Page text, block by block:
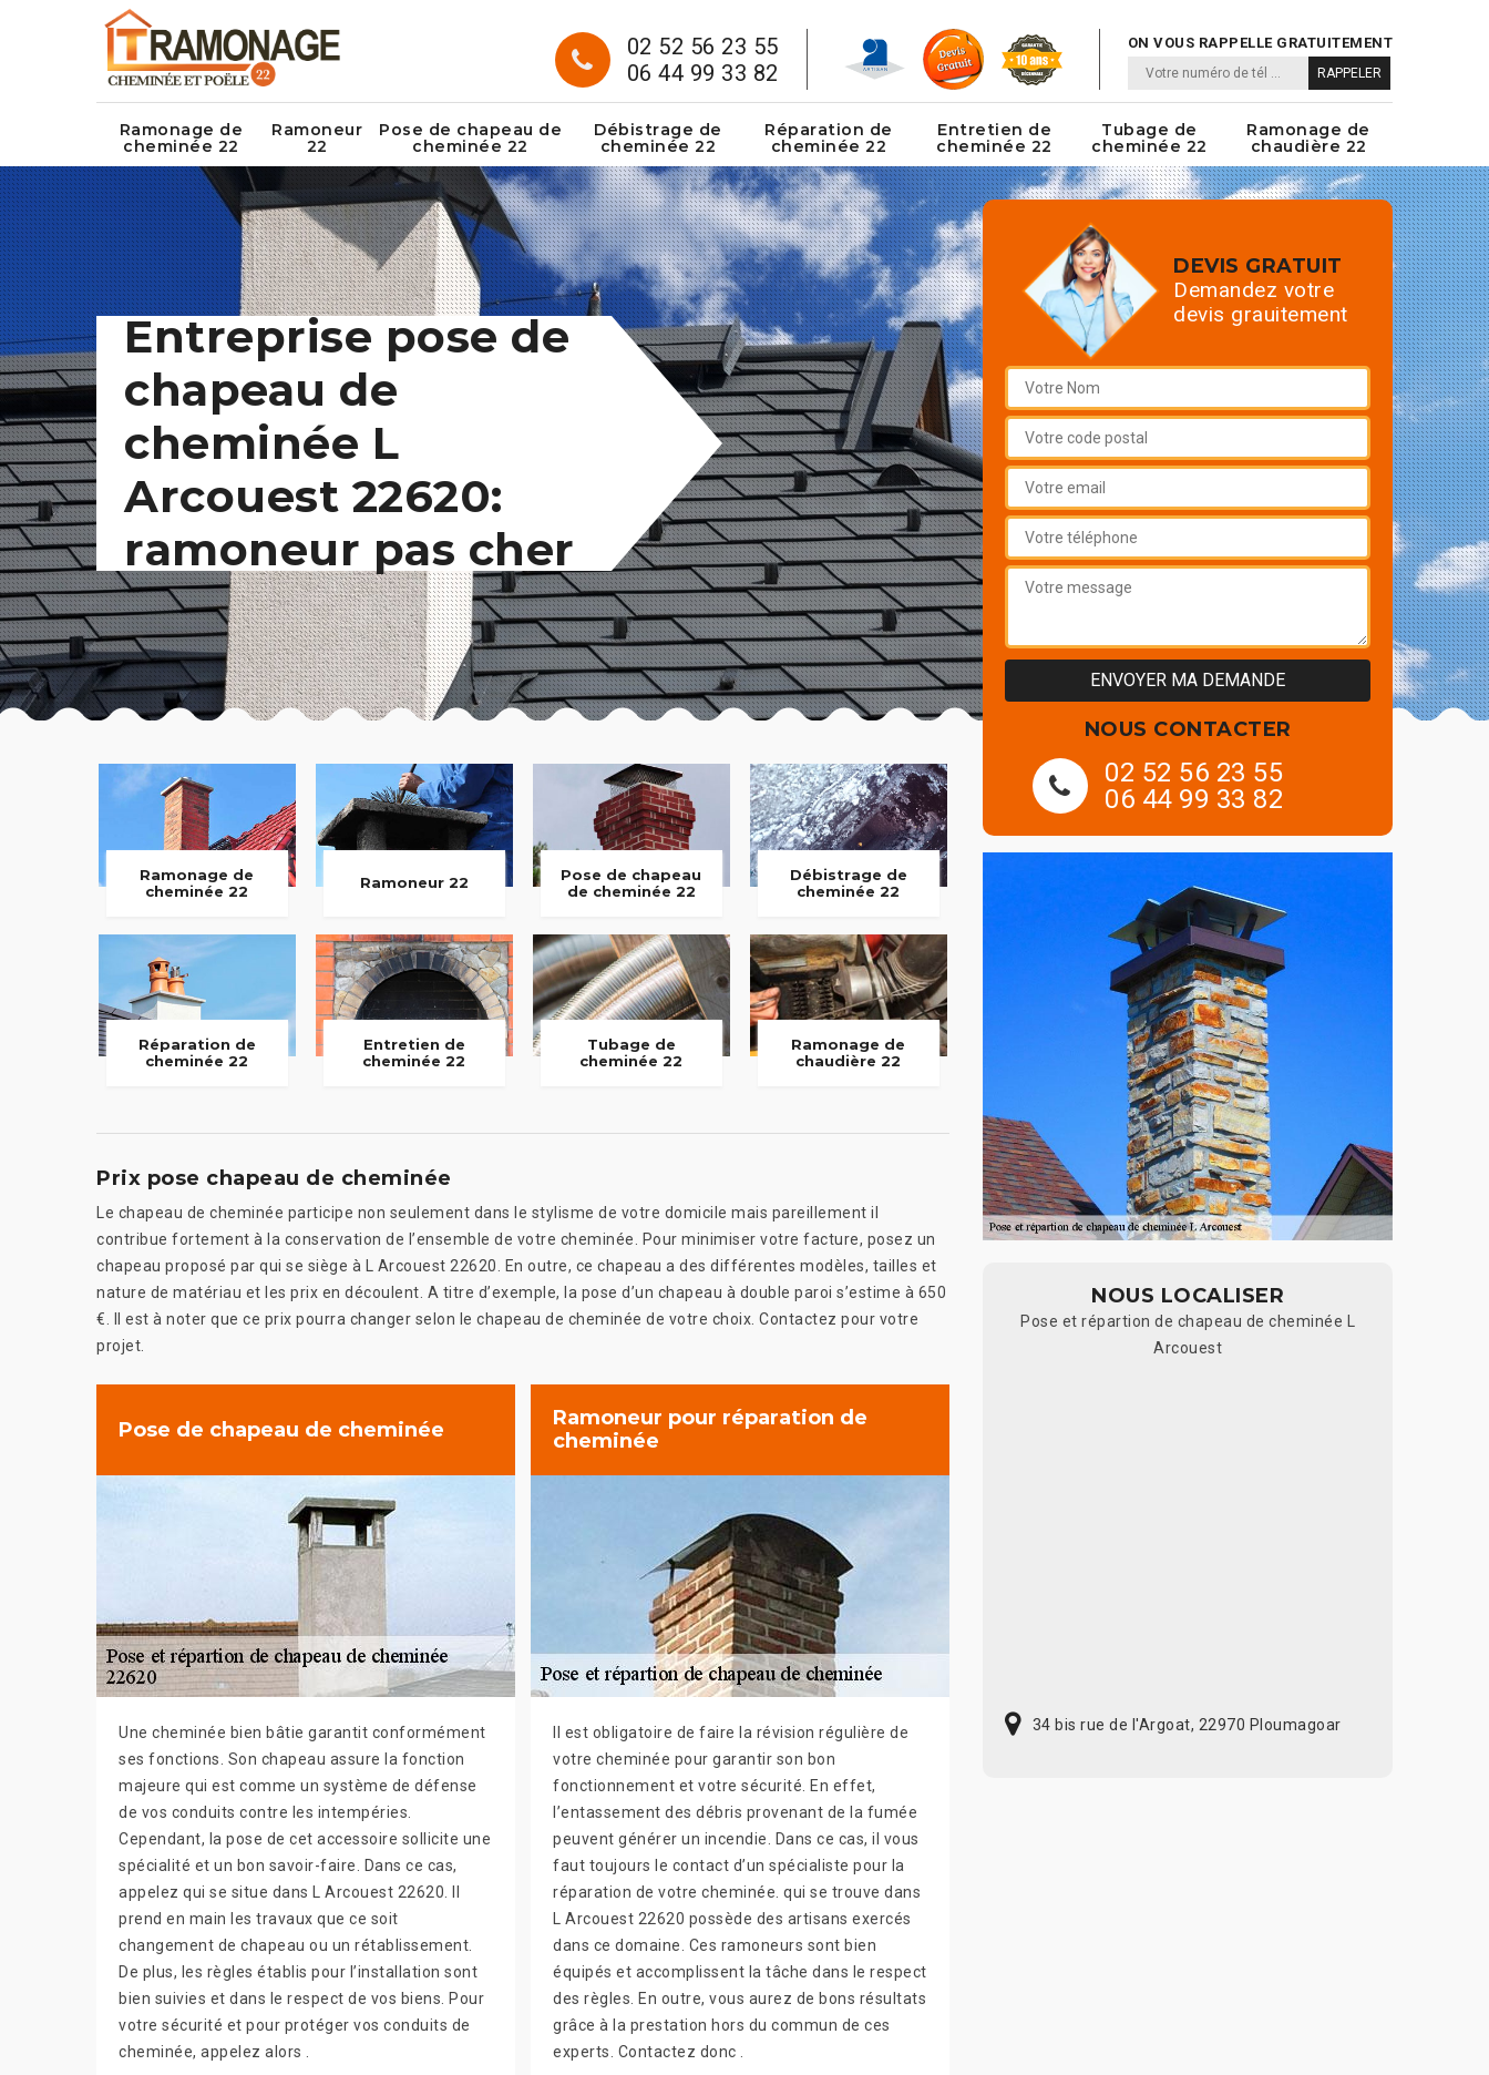
02 52 56 23 55
06 44 99 33 82
ON VOUS RAPPELLE GRATUITEMENT
Ramonage de
cheminée 22
Ramoneur
22
Pose de chapeau de
cheminée 22
Débistrage de
cheminée 22
Réparation de
cheminée 22
Entretien de
cheminée 22
Tubage de
cheminée 22
Ramonage de
chaudière 22
Entreprise pose de
chapeau de
cheminée L
Arcouest 22620:
ramoneur pas cher
Ramonage de
cheminée 22
Ramoneur 22
Pose de chapeau
de cheminée 22
Débistrage de
cheminée 22
Réparation de
cheminée 22
Entretien de
cheminée 22
Tubage de
cheminée 22
Ramonage de
chaudière 22
Prix pose chapeau de cheminée
Le chapeau de cheminée participe non seulement dans le stylisme de votre domicile mais pareillement il
contribue fortement à la conservation de l’ensemble de votre cheminée. Pour minimiser votre facture, posez un
chapeau proposé par qui se siège à L Arcouest 22620. En outre, ce chapeau a des différentes modèles, tailles et
nature de matériau et les prix en découlent. A titre d’exemple, la pose d’un chapeau à double paroi s’estime à 650
€. Il est à noter que ce prix pourra changer selon le chapeau de cheminée de votre choix. Contactez pour votre
projet.
Pose de chapeau de cheminée
Une cheminée bien bâtie garantit conformément
ses fonctions. Son chapeau assure la fonction
majeure qui est comme un système de défense
de vos conduits contre les intempéries.
Cependant, la pose de cet accessoire sollicite une
spécialité et un bon savoir-faire. Dans ce cas,
appelez qui se situe dans L Arcouest 22620. Il
prend en main les travaux que ce soit
changement de chapeau ou un rétablissement.
De plus, les règles établis pour l’installation sont
bien suivies et dans le respect de vos biens. Pour
votre sécurité et pour protéger vos conduits de
cheminée, appelez alors .
Ramoneur pour réparation de
cheminée
Il est obligatoire de faire la révision régulière de
votre cheminée pour garantir son bon
fonctionnement et votre sécurité. En effet,
l’entassement des débris provenant de la fumée
peuvent générer un incendie. Dans ce cas, il vous
faut toujours le contact d’un spécialiste pour la
réparation de votre cheminée. qui se trouve dans
L Arcouest 22620 possède des artisans exercés
dans ce domaine. Ces ramoneurs sont bien
équipés et accomplissent la tâche dans le respect
des règles. En outre, vous aurez de bons résultats
grâce à la prestation hors du commun de ces
experts. Contactez donc .
DEVIS GRATUIT
Demandez votre
devis grauitement
NOUS CONTACTER
02 52 56 23 55
06 44 99 33 82
NOUS LOCALISER
Pose et répartion de chapeau de cheminée L
Arcouest
34 bis rue de l'Argoat, 22970 Ploumagoar